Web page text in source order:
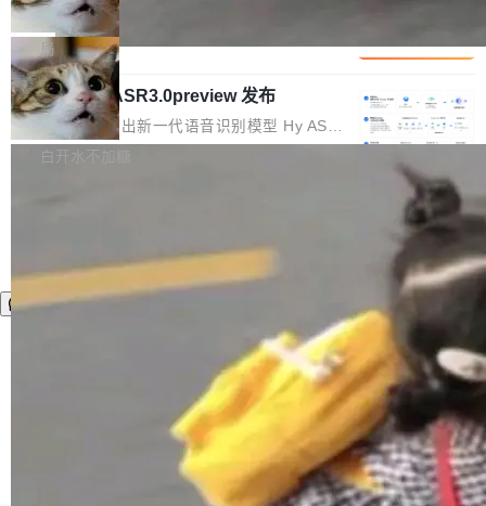
代码检索手段（如关键词匹配、目录遍历）仅能
在语法层面完成文本定位，难以触及代码的语义
内涵与结构关联，导致开发者使用代码智能体在
理解大规模代码仓时面临显著"代码仓理解"瓶
颈。 代码仓深度理解服务（以下简称" CodeBas
e深度理解服务"）是华为云码道（CodeA...
短剧部门，有互联网大厂背景。在公司内部架构
调整期间，部门三次通知全员将数据从A集群迁
移到B集群，王某都回复了"收到"。 他没有迁移
数据。2024年9月3日下午4点，他使用此前登录
的账号密码进入A集群，输入了一条被程序员圈
称为"删库跑路"的命令——最高管理员权限、无
che 量化 + 权重压缩，吞吐量提升 4
1%，成本降 30%
Kimi 和 GLM 是当前最强的大模型系列之一，但
它们有一个共同的问题：太吃显存了。月之暗面
的 Kimi K 系列和智谱的 GLM 都是长上下文、M
oE 架构的大模型，好用到让人上瘾，但 GPU 显
存永远不够用。 Cloudflare 的 Workers AI 团队
一直在跑这些模型的推理。他们在官方博客上发
整性保护。效果是：吞吐量提升 41%，每 token
成本降低 30%，精度不变。 FP8 省的不仅是显
存 KV cache 是推理时最吃显...
局
腾讯混元 Hy ASR3.0preview 发布
腾讯混元正式推出新一代语音识别模型 Hy ASR
3.0preview。基于最新一代大语言模型 Hy3 的
让语音识别不再只是听清，而是真正听懂。通过
先理解你的语境和意图，再把准确的文字直接给
到你。从“逐字转写、单点优化”演进为“理解语
境、兼容场景、一键直出”。 Hy ASR 3.0 previe
w 不要求标准普通话，方言识别覆盖粤语、吴语
等 10 大方言片区和 20 余个二级小片区。在开
源评测集中，Hy ASR 3.0 preview 在多语种的
白开水不加糖